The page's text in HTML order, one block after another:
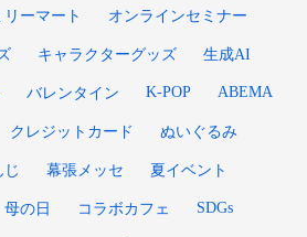
リーマート オンラインセミナー
キャラクターグッズ 生成AI
バレンタイン K-POP ABEMA
クレジットカード ぬいぐるみ
じ 幕張メッセ 夏イベント
母の日 コラボカフェ SDGs